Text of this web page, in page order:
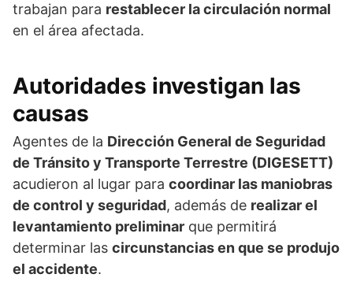
trabajan para restablecer la circulación normal
en el área afectada.
Autoridades investigan las
causas
Agentes de la Dirección General de Seguridad
de Tránsito y Transporte Terrestre (DIGESETT)
acudieron al lugar para coordinar las maniobras
de control y seguridad, además de realizar el
levantamiento preliminar que permitirá
determinar las circunstancias en que se produjo
el accidente.